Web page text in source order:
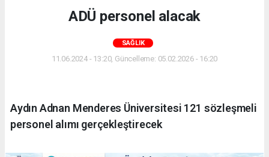
ADÜ personel alacak
SAĞLIK
11.06.2024 - 13:20, Güncelleme: 05.02.2026 - 16:20
Aydın Adnan Menderes Üniversitesi 121 sözleşmeli
personel alımı gerçekleştirecek